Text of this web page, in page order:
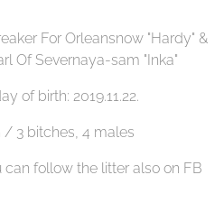
For Orleansnow "Hardy" &
Of Severnaya-sam "Inka"
of birth: 2019.11.22.
/ 3 bitches, 4 males
follow the litter also on FB